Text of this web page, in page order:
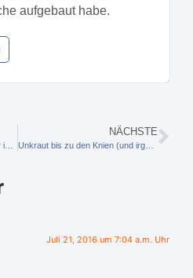
aufgebaut habe.
NÄCHSTE
Unkraut bis zu den Knien (und irgendwo ganz sicher auch etwas Rasen)
Juli 21, 2016 um 7:04 a.m. Uhr